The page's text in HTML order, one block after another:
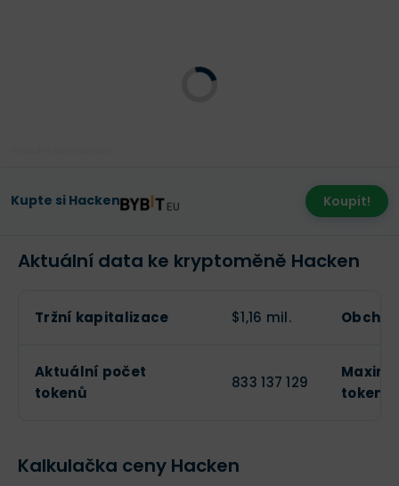
Kupte si Hacken Koupit!
Aktuální data ke kryptoměně Hacken
Tržní kapitalizace $1,16 mil.
Aktuální počet
tokenů
833 137 129
tokenů
Kalkulačka ceny Hacken